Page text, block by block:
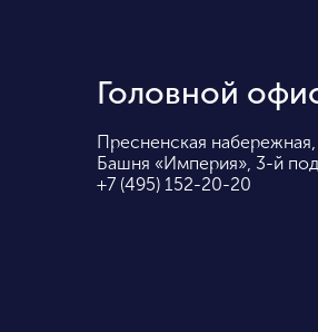
Головной
Пресненская набережная,
Башня «Империя», 3-й
+7 (495) 152-20-20